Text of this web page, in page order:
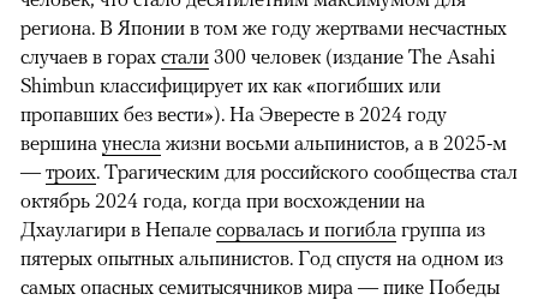
региона. В Японии в том же году жертвами несчастных
случаев в горах стали 300 человек (издание The Asahi
Shimbun классифицирует их как «погибших или
пропавших без вести»). На Эвересте в 2024 году
вершина унесла жизни восьми альпинистов, а в 2025-м
— троих. Трагическим для российского сообщества стал
октябрь 2024 года, когда при восхождении на
Дхаулагири в Непале сорвалась и погибла группа из
пятерых опытных альпинистов. Год спустя на одном из
самых опасных семитысячников мира — пике Победы